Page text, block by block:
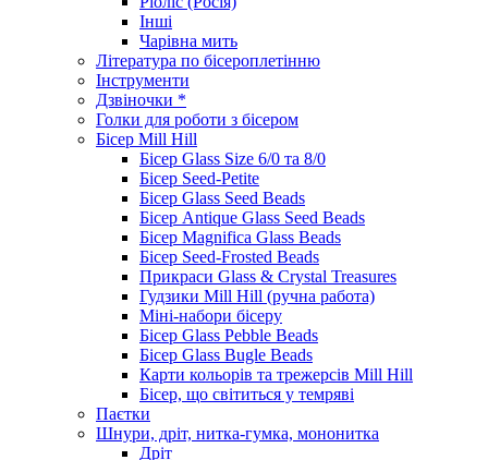
Інші
Чарівна мить
Література по бісероплетінню
Інструменти
Дзвіночки *
Голки для роботи з бісером
Бісер Mill Hill
Бісер Glass Size 6/0 та 8/0
Бісер Seed-Petite
Бісер Glass Seed Beads
Бісер Antique Glass Seed Beads
Бісер Magnifica Glass Beads
Бісер Seed-Frosted Beads
Прикраси Glass & Crystal Treasures
Гудзики Mill Hill (ручна работа)
Міні-набори бісеру
Бісер Glass Pebble Beads
Бісер Glass Bugle Beads
Карти кольорів та трежерсів Mill Hill
Бісер, що світиться у темряві
Паєтки
Шнури, дріт, нитка-гумка, мононитка
Дріт